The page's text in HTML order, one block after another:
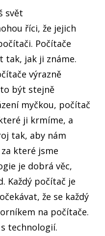
svět
říci, že jejich
Počítače
tak, jak ji známe.
výrazně
být stejně
myčkou, počítač
ji krmíme, a
tak, aby nám
které jsme
je dobrá věc,
Každý počítač je
že se každý
na počítače.
technologií.